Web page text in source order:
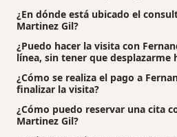
¿En dónde está ubicado el
Martinez Gil?
¿Puedo hacer la visita con
línea, sin tener que desplazarme
¿Cómo se realiza el pago a
finalizar la visita?
¿Cómo puedo reservar una cita
Martinez Gil?